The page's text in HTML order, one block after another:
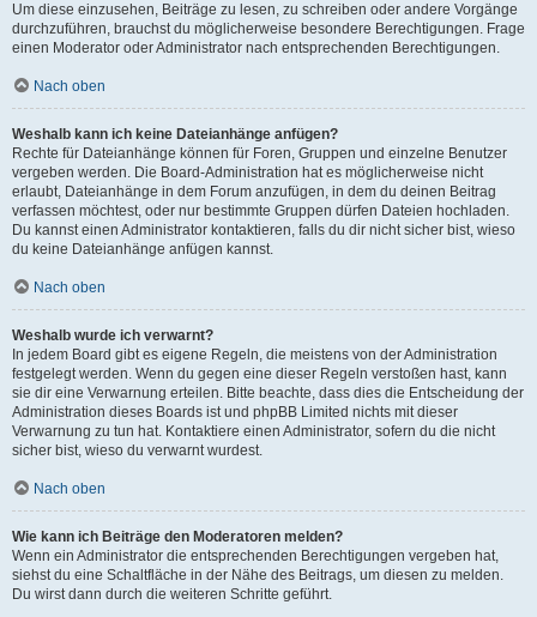
Um diese einzusehen, Beiträge zu lesen, zu schreiben oder andere Vorgänge
durchzuführen, brauchst du möglicherweise besondere Berechtigungen. Frage
einen Moderator oder Administrator nach entsprechenden Berechtigungen.
Nach oben
Weshalb kann ich keine Dateianhänge anfügen?
Rechte für Dateianhänge können für Foren, Gruppen und einzelne Benutzer
vergeben werden. Die Board-Administration hat es möglicherweise nicht
erlaubt, Dateianhänge in dem Forum anzufügen, in dem du deinen Beitrag
verfassen möchtest, oder nur bestimmte Gruppen dürfen Dateien hochladen.
Du kannst einen Administrator kontaktieren, falls du dir nicht sicher bist, wieso
du keine Dateianhänge anfügen kannst.
Nach oben
Weshalb wurde ich verwarnt?
In jedem Board gibt es eigene Regeln, die meistens von der Administration
festgelegt werden. Wenn du gegen eine dieser Regeln verstoßen hast, kann
sie dir eine Verwarnung erteilen. Bitte beachte, dass dies die Entscheidung der
Administration dieses Boards ist und phpBB Limited nichts mit dieser
Verwarnung zu tun hat. Kontaktiere einen Administrator, sofern du die nicht
sicher bist, wieso du verwarnt wurdest.
Nach oben
Wie kann ich Beiträge den Moderatoren melden?
Wenn ein Administrator die entsprechenden Berechtigungen vergeben hat,
siehst du eine Schaltfläche in der Nähe des Beitrags, um diesen zu melden.
Du wirst dann durch die weiteren Schritte geführt.